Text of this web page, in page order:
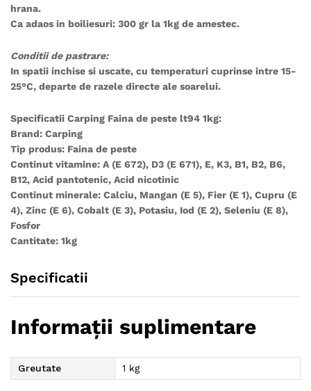
hrana.
Ca adaos in boiliesuri: 300 gr la 1kg de amestec.
Conditii de pastrare:
In spatii inchise si uscate, cu temperaturi cuprinse intre 15-
25°C, departe de razele directe ale soarelui.
Specificatii Carping Faina de peste lt94 1kg:
Brand: Carping
Tip produs: Faina de peste
Continut vitamine: A (E 672), D3 (E 671), E, K3, B1, B2, B6,
B12, Acid pantotenic, Acid nicotinic
Continut minerale: Calciu, Mangan (E 5), Fier (E 1), Cupru (E
4), Zinc (E 6), Cobalt (E 3), Potasiu, Iod (E 2), Seleniu (E 8),
Fosfor
Cantitate: 1kg
Specificatii
Informații suplimentare
Greutate 1 kg